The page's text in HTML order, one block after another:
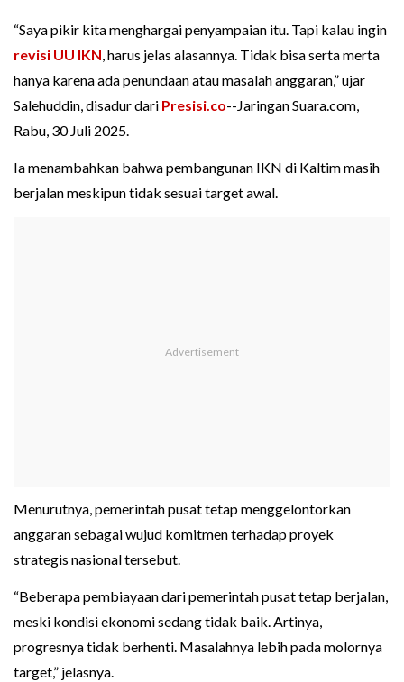
“Saya pikir kita menghargai penyampaian itu. Tapi kalau ingin
revisi UU IKN, harus jelas alasannya. Tidak bisa serta merta
hanya karena ada penundaan atau masalah anggaran,” ujar
Salehuddin, disadur dari Presisi.co--Jaringan Suara.com,
Rabu, 30 Juli 2025.
Ia menambahkan bahwa pembangunan IKN di Kaltim masih
berjalan meskipun tidak sesuai target awal.
Menurutnya, pemerintah pusat tetap menggelontorkan
anggaran sebagai wujud komitmen terhadap proyek
strategis nasional tersebut.
“Beberapa pembiayaan dari pemerintah pusat tetap berjalan,
meski kondisi ekonomi sedang tidak baik. Artinya,
progresnya tidak berhenti. Masalahnya lebih pada molornya
target,” jelasnya.